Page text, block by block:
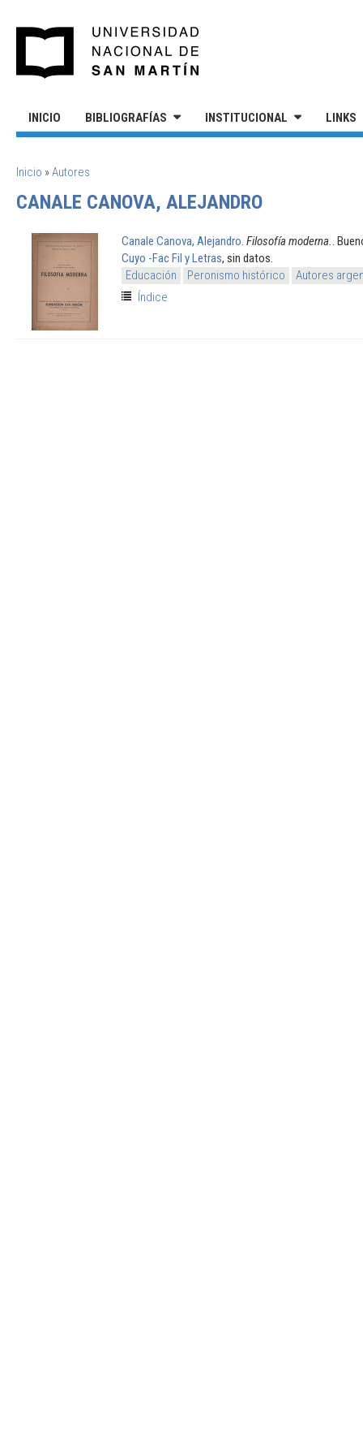
INICIO BIBLIOGRAFÍAS INSTITUCIONAL LINKS
SE ENCUENTRA USTED AQUÍ
Inicio »Autores
CANALE CANOVA, ALEJANDRO
Canale Canova, Alejandro Filosofía moderna. .
Cuyo -Fac Fil y Letras, sin datos.
Educación
Peronismo histórico
Autores
Índice